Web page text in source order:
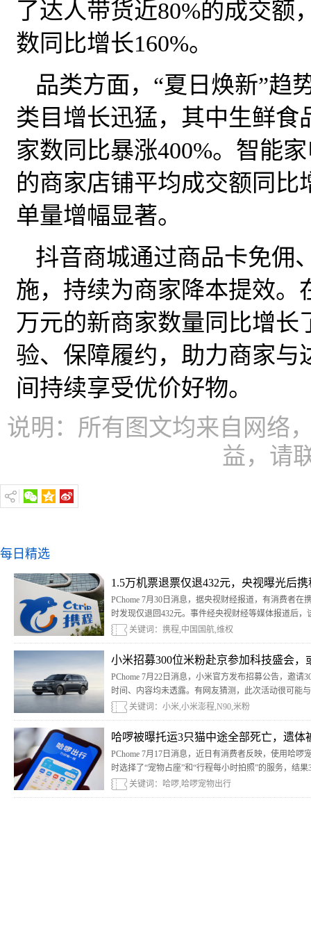
了达人带货近80%的成交额
数同比增长160%。
品类方面，“夏日焕新”趋
类目增长迅猛，其中生鲜
家数同比暴涨400%。智能
的商家店铺平均成交额同比
单量增幅显著。
抖音商城通过商品卡免佣
施，持续为商家降本提效
万元的新商家数量同比增长
验、保障履约，助力商家与
间持续享受优价好物。
说明：所有图文均来自网络
益，请
每日精选
1.5万机票退票仅退432元，央视曝光后
PChome 7月30日消息，据央视财经报道，有消费者
时发现仅退回432元。事件经央视财经等媒体报道后
关键词：携程,中国国航,维权
小米招募300位米粉赴京参加科技盛会，
PChome 7月22日消息，小米官方发布招募公告，邀请
时间、内容均未透露。有网友猜测，此次活动很可能
关键词：小米,小米澎程,N90,米粉
哈啰被曝托运3只猫中途全部死亡，遗体
PChome 7月17日消息，近日有消费者反映，使用哈
时选择了“宠物占座”和“行程每小时拍照”的服务，结
路服务区。
关键词：哈啰,哈啰宠物出行